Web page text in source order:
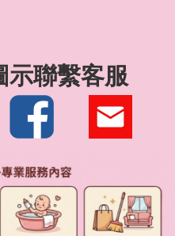
示聯繫客服